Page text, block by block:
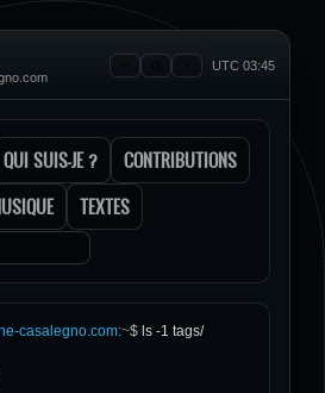
UTC 03:45
QUI SUIS-JE ?
CONTRIBUTIONS
TEXTES
casalegno.com:~$ ls -1 tags/